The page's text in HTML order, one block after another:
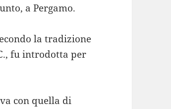
a Pergamo.
la tradizione
fu introdotta per
con quella di